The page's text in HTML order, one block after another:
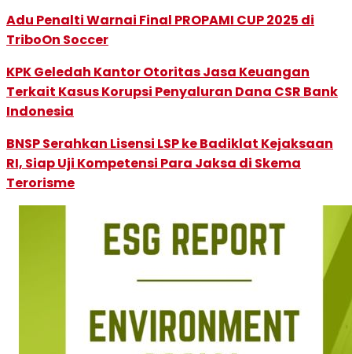
Adu Penalti Warnai Final PROPAMI CUP 2025 di
TriboOn Soccer
KPK Geledah Kantor Otoritas Jasa Keuangan
Terkait Kasus Korupsi Penyaluran Dana CSR Bank
Indonesia
BNSP Serahkan Lisensi LSP ke Badiklat Kejaksaan
RI, Siap Uji Kompetensi Para Jaksa di Skema
Terorisme